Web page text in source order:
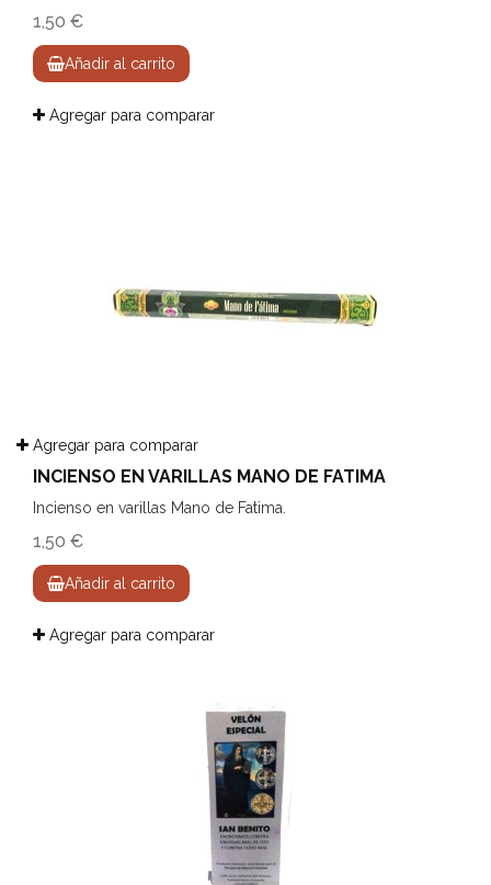
1,50 €
Añadir al carrito
Agregar para comparar
Agregar para comparar
INCIENSO EN VARILLAS MANO DE FATIMA
Incienso en varillas Mano de Fatima.
1,50 €
Añadir al carrito
Agregar para comparar